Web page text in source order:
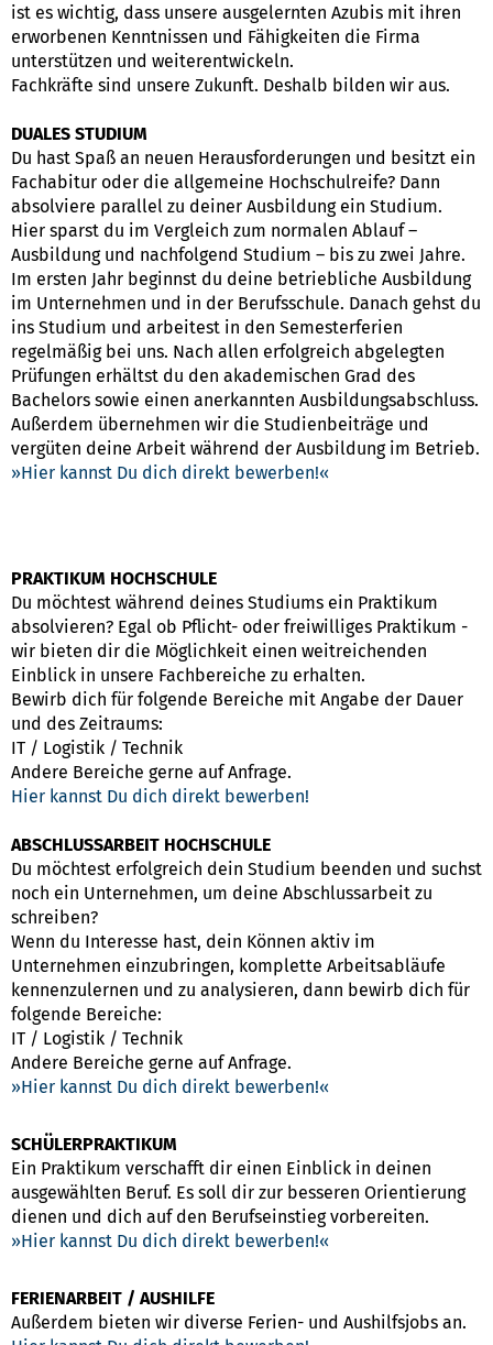
ist es wichtig, dass unsere ausgelernten Azubis mit ihren
erworbenen Kenntnissen und Fähigkeiten die Firma
unterstützen und weiterentwickeln.
Fachkräfte sind unsere Zukunft. Deshalb bilden wir aus.
DUALES STUDIUM
Du hast Spaß an neuen Herausforderungen und besitzt ein
Fachabitur oder die allgemeine Hochschulreife? Dann
absolviere parallel zu deiner Ausbildung ein Studium.
Hier sparst du im Vergleich zum normalen Ablauf –
Ausbildung und nachfolgend Studium – bis zu zwei Jahre.
Im ersten Jahr beginnst du deine betriebliche Ausbildung
im Unternehmen und in der Berufsschule. Danach gehst du
ins Studium und arbeitest in den Semesterferien
regelmäßig bei uns. Nach allen erfolgreich abgelegten
Prüfungen erhältst du den akademischen Grad des
Bachelors sowie einen anerkannten Ausbildungsabschluss.
Außerdem übernehmen wir die Studienbeiträge und
vergüten deine Arbeit während der Ausbildung im Betrieb.
Hier kannst Du dich direkt bewerben!
PRAKTIKUM HOCHSCHULE
Du möchtest während deines Studiums ein Praktikum
absolvieren? Egal ob Pflicht- oder freiwilliges Praktikum -
wir bieten dir die Möglichkeit einen weitreichenden
Einblick in unsere Fachbereiche zu erhalten.
Bewirb dich für folgende Bereiche mit Angabe der Dauer
und des Zeitraums:
IT / Logistik / Technik
Andere Bereiche gerne auf Anfrage.
Hier kannst Du dich direkt bewerben!
ABSCHLUSSARBEIT HOCHSCHULE
Du möchtest erfolgreich dein Studium beenden und suchst
noch ein Unternehmen, um deine Abschlussarbeit zu
schreiben?
Wenn du Interesse hast, dein Können aktiv im
Unternehmen einzubringen, komplette Arbeitsabläufe
kennenzulernen und zu analysieren, dann bewirb dich für
folgende Bereiche:
IT / Logistik / Technik
Andere Bereiche gerne auf Anfrage.
Hier kannst Du dich direkt bewerben!
SCHÜLERPRAKTIKUM
Ein Praktikum verschafft dir einen Einblick in deinen
ausgewählten Beruf. Es soll dir zur besseren Orientierung
dienen und dich auf den Berufseinstieg vorbereiten.
Hier kannst Du dich direkt bewerben!
FERIENARBEIT / AUSHILFE
Außerdem bieten wir diverse Ferien- und Aushilfsjobs an.